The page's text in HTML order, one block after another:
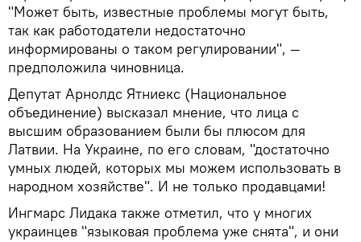
"Может быть, известные проблемы могут быть,
так как работодатели недостаточно
информированы о таком регулировании", —
предположила чиновница.
Депутат Арнолдс Ятниекс (Национальное
объединение) высказал мнение, что лица с
высшим образованием были бы плюсом для
Латвии. На Украине, по его словам, "достаточно
умных людей, которых мы можем использовать в
народном хозяйстве". И не только продавцами!
Ингмарс Лидака также отметил, что у многих
украинцев "языковая проблема уже снята", и они